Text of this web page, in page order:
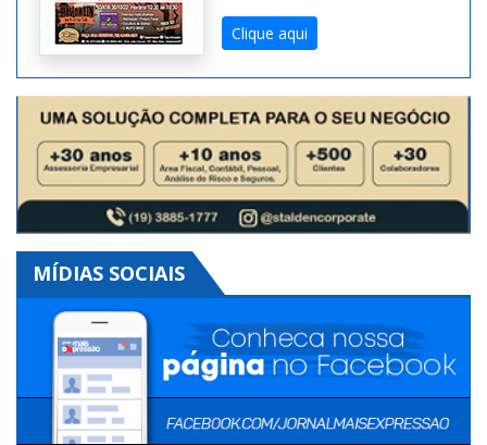
Clique aqui
MÍDIAS SOCIAIS